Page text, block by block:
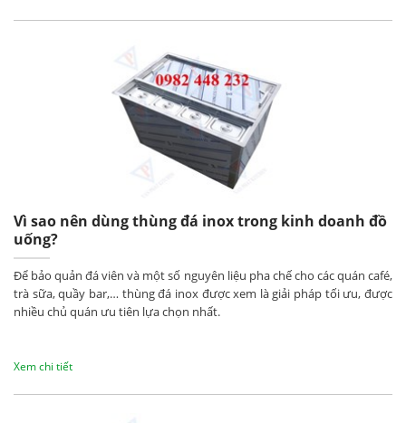
Vì sao nên dùng thùng đá inox trong kinh doanh đồ
uống?
Để bảo quản đá viên và một số nguyên liệu pha chế cho các quán café,
trà sữa, quầy bar,… thùng đá inox được xem là giải pháp tối ưu, được
nhiều chủ quán ưu tiên lựa chọn nhất.
Xem chi tiết